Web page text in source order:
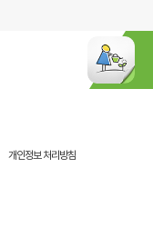
개인정보 처리방침